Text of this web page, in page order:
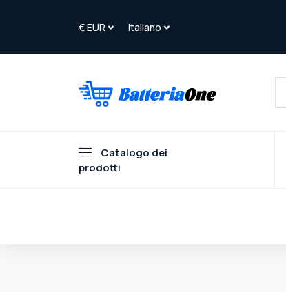
Catalogo dei
prodotti